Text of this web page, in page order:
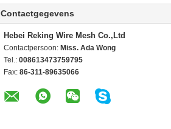
Contactgegevens
Hebei Reking Wire Mesh Co.,Ltd
Contactpersoon: Miss. Ada Wong
Tel.: 008613473759795
Fax: 86-311-89635066